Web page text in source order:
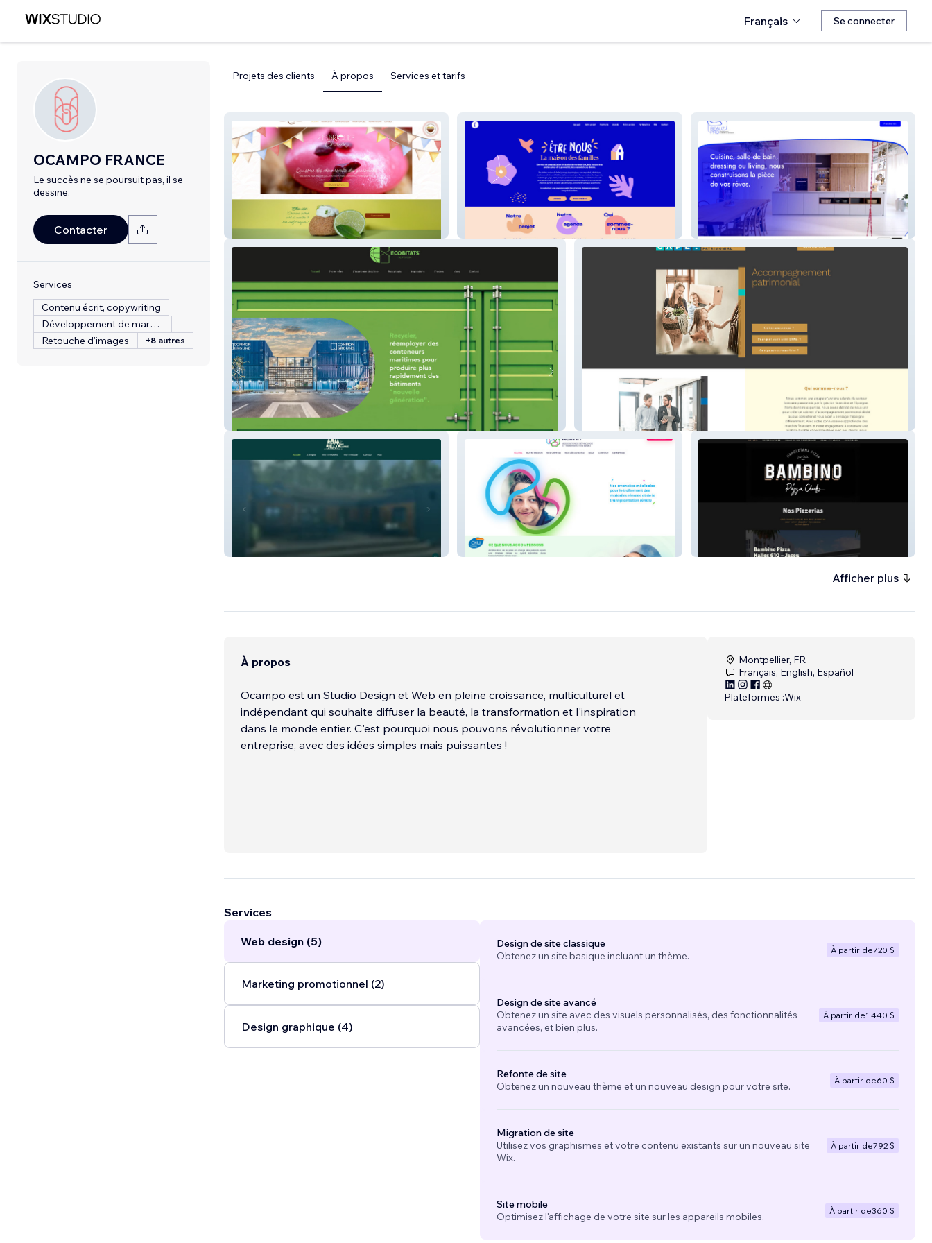
Français Se connecter
OCAMPO FRANCE
Le succès ne se poursuit pas, il se
dessine.
Contacter
Services
Contenu écrit, copywriting
Développement de marque
Retouche d'images
+8 autres
Projets des clients À propos Services et tarifs
Lafabriqueachoux Etrenous Realizpro
Ecobitats CAPE Patrimoine
Les Tiny du Carrié Rein In
Afficher plus
À propos
Ocampo est un Studio Design et Web en pleine croissance, multiculturel et
indépendant qui souhaite diffuser la beauté, la transformation et l'inspiration
dans le monde entier. C'est pourquoi nous pouvons révolutionner votre
entreprise, avec des idées simples mais puissantes !
Montpellier, FR
Français, English, Español
Plateformes :Wix
Services
Web design (5)
Marketing promotionnel (2)
Design graphique (4)
Design de site classique
Obtenez un site basique incluant un thème.
À partir de720 $
Design de site avancé
Obtenez un site avec des visuels personnalisés, des fonctionnalités
avancées, et bien plus.
À partir de1 440 $
Refonte de site
Obtenez un nouveau thème et un nouveau design pour votre site.
À partir de60 $
Migration de site
Utilisez vos graphismes et votre contenu existants sur un nouveau site
Wix.
À partir de792 $
Site mobile
Optimisez l'affichage de votre site sur les appareils mobiles.
À partir de360 $